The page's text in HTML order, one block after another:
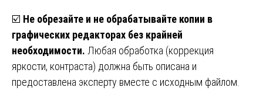
☑️ Не обрезайте и не обрабатывайте копии в
графических редакторах без крайней
необходимости. Любая обработка (коррекция
яркости, контраста) должна быть описана и
предоставлена эксперту вместе с исходным файлом.